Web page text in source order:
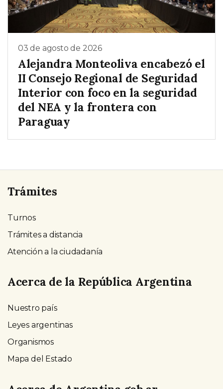
03 de agosto de 2026
Alejandra Monteoliva encabezó el
II Consejo Regional de Seguridad
Interior con foco en la seguridad
del NEA y la frontera con
Paraguay
Trámites
Turnos
Trámites a distancia
Atención a la ciudadanía
Acerca de la República Argentina
Nuestro país
Leyes argentinas
Organismos
Mapa del Estado